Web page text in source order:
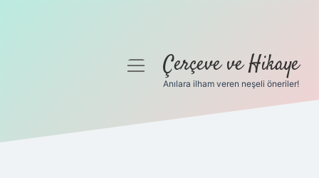
Gizlilik Politikası
menüyüÇerçeve ve Hikaye
Anılara ilham veren neşeli öneriler!